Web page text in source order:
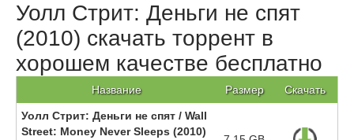
Уолл Стрит: Деньги не спят
(2010) скачать торрент в
хорошем качестве бесплатно
Название Размер Скачать
Уолл Стрит: Деньги не спят / Wall
Street: Money Never Sleeps (2010)